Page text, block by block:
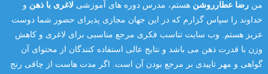
من رضا عطارروشن هستم، مدرس دوره های آموزشی لاغری با ذهن و
خداوند را سپاس گزارم که در این جهان مجازی پذیرای حضور شما دوست
عزیز هستم. وب سایت تناسب فکری مرجع مناسبی برای لاغری و کاهش
وزن با قدرت ذهن می باشد و نتایج عالی استفاده کنندگان از محتوای آن
گواهی و مهر تاییدی بر مرجع بودن آن است. اگر مدت هاست از چاقی رنج